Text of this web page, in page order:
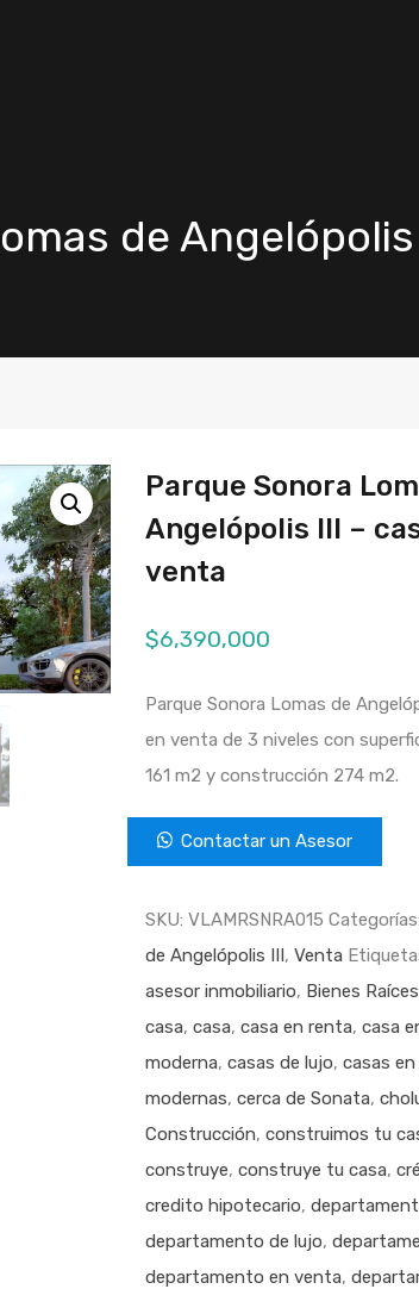
de
Parque Sonora
Angelópolis III –
venta
$6,390,000
Parque Sonora Lomas de
en venta de 3 niveles con
161 m2 y construcción 274 m2.
Contactar un Asesor
SKU: VLAMRSNRA015 Categorías:
de Angelópolis III, Venta
asesor inmobiliario, Bienes Raíces
casa, casa, casa en renta, casa
moderna, casas de lujo, casas
modernas, cerca de Sonata,
Construcción, construimos tu
construye, construye tu casa,
credito hipotecario,
departamento de lujo,
departamento en venta,